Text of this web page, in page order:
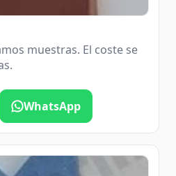
muestras. El coste se
WhatsApp